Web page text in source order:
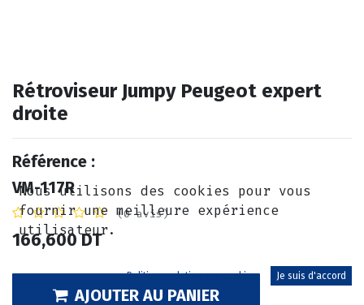
Rétroviseur Jumpy Peugeot expert
droite
Référence :
VM-117R
(0 avis)
166,600DT
AJOUTER AU PANIER
Nous utilisons des cookies pour vous
fournir une meilleure expérience
utilisateur.
Politique relative aux cookies Je suis d'accord